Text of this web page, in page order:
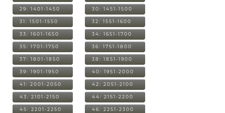
29: 1401-1450 30: 1451-1500
31: 1501-1550 32: 1551-1600
33: 1601-1650 34: 1651-1700
35: 1701-1750 36: 1751-1800
37: 1801-1850 38: 1851-1900
39: 1901-1950 40: 1951-2000
41: 2001-2050 42: 2051-2100
43: 2101-2150 44: 2151-2200
45: 2201-2250 46: 2251-2300